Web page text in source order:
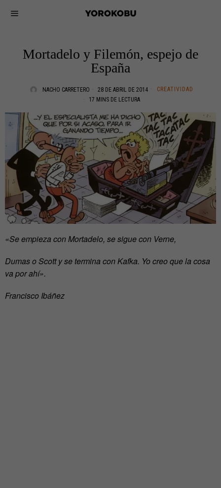
Mortadelo y Filemón, espejo de
España
NACHO CARRETERO 28 DE ABRIL DE 2014
CREATIVIDAD
17 MINS DE LECTURA
«Se empieza con Mortadelo, se sigue con Verne,
Dumas o Scott y se termina con Kafka. Yo creo que la cosa
va por ahí».
Francisco Ibáñez